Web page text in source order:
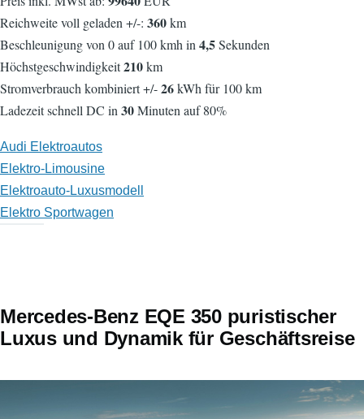
Reichweite voll geladen +/-: 360km
Beschleunigung von 0 auf 100 kmh in4,5Sekunden
Höchstgeschwindigkeit210km
Stromverbrauch kombiniert +/-26kWh für 100 km
Ladezeit schnell DC in30Minuten auf 80%
Audi Elektroautos
Elektro-Limousine
Elektroauto-Luxusmodell
Elektro Sportwagen
Mercedes-Benz EQE 350 puristischer
Luxus und Dynamik für Geschäftsreise